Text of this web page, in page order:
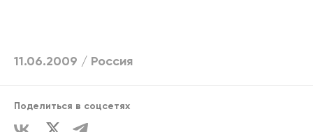
11.06.2009 / Россия
Поделиться в соцсетях